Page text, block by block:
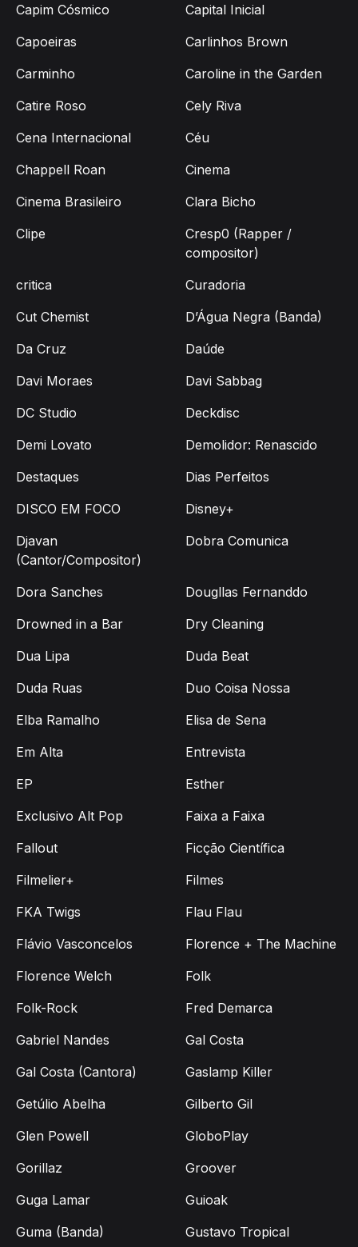
Capim Cósmico
Capital Inicial
Capoeiras
Carlinhos Brown
Carminho
Caroline in the Garden
Catire Roso
Cely Riva
Cena Internacional
Céu
Chappell Roan
Cinema
Cinema Brasileiro
Clara Bicho
Clipe
Cresp0 (Rapper /
compositor)
critica
Curadoria
Cut Chemist
D’Água Negra (Banda)
Da Cruz
Daúde
Davi Moraes
Davi Sabbag
DC Studio
Deckdisc
Demi Lovato
Demolidor: Renascido
Destaques
Dias Perfeitos
DISCO EM FOCO
Disney+
Djavan
(Cantor/Compositor)
Dobra Comunica
Dora Sanches
Dougllas Fernanddo
Drowned in a Bar
Dry Cleaning
Dua Lipa
Duda Beat
Duda Ruas
Duo Coisa Nossa
Elba Ramalho
Elisa de Sena
Em Alta
Entrevista
EP
Esther
Exclusivo Alt Pop
Faixa a Faixa
Fallout
Ficção Científica
Filmelier+
Filmes
FKA Twigs
Flau Flau
Flávio Vasconcelos
Florence + The Machine
Florence Welch
Folk
Folk-Rock
Fred Demarca
Gabriel Nandes
Gal Costa
Gal Costa (Cantora)
Gaslamp Killer
Getúlio Abelha
Gilberto Gil
Glen Powell
GloboPlay
Gorillaz
Groover
Guga Lamar
Guioak
Guma (Banda)
Gustavo Tropical